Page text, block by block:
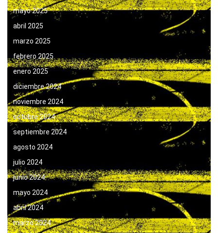
mayo 2025
abril 2025
marzo 2025
febrero 2025
enero 2025
diciembre 2024
noviembre 2024
octubre 2024
septiembre 2024
agosto 2024
julio 2024
junio 2024
mayo 2024
abril 2024
marzo 2024